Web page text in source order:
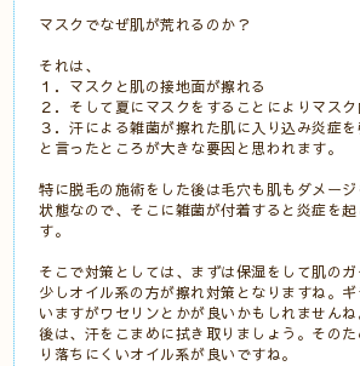
マスクでなぜ肌が荒れるのか？
それは、
１．マスクと肌の接地面が擦れる
２．そして夏にマスクをすることによりマスク
３．汗による雑菌が擦れた肌に入り込み炎症
と言ったところが大きな要因と思われます。
特に脱毛の施術をした後は毛穴も肌もダメー
状態なので、そこに雑菌が付着すると炎症を
す。
そこで対策としては、まずは保湿をして肌のガ
少しオイル系の方が擦れ対策となりますね。
いますがワセリンとかが良いかもしれませんね
後は、汗をこまめに拭き取りましょう。その
り落ちにくいオイル系が良いですね。